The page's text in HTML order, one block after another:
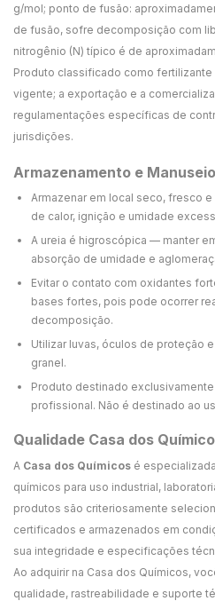
g/mol; ponto de fusão:
de fusão, sofre decomposição com
nitrogênio (N) típico é de
Produto classificado como
vigente; a exportação e a
regulamentações específicas de
jurisdições.
Armazenamento e Manuseio
Armazenar em local seco, fresco
de calor, ignição e umidade
A ureia é higroscópica — manter
absorção de umidade e
Evitar o contato com oxidantes
bases fortes, pois pode ocorrer
decomposição.
Utilizar luvas, óculos de proteção
granel.
Produto destinado
profissional. Não é destinado ao
Qualidade Casa dos
A Casa dos Químicos é
químicos para uso industrial,
produtos são criteriosamente
certificados e armazenados em
sua integridade e especificações
Ao adquirir na Casa dos Químicos,
qualidade, rastreabilidade e suporte